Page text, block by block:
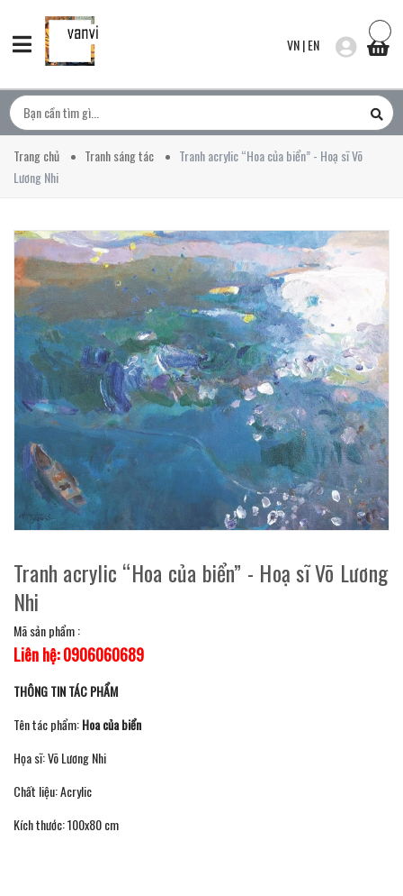
VN|EN
Trang chủ Tranh sáng tác
Tranh acrylic “Hoa của biển” - Hoạ sĩ Võ
Lương Nhi
Tranh acrylic “Hoa của biển” - Hoạ sĩ Võ Lương
Nhi
Mã sản phẩm :
Liên hệ: 0906060689
THÔNG TIN TÁC PHẨM
Tên tác phẩm:Hoa của biển
Họa sĩ: Võ Lương Nhi
Chất liệu: Acrylic
Kích thước: 100x80 cm